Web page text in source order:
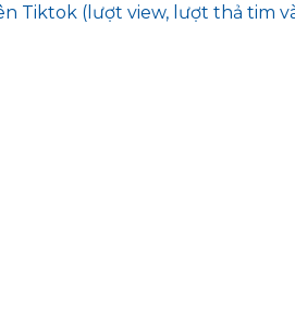
Tiktok (lượt view, lượt thả tim